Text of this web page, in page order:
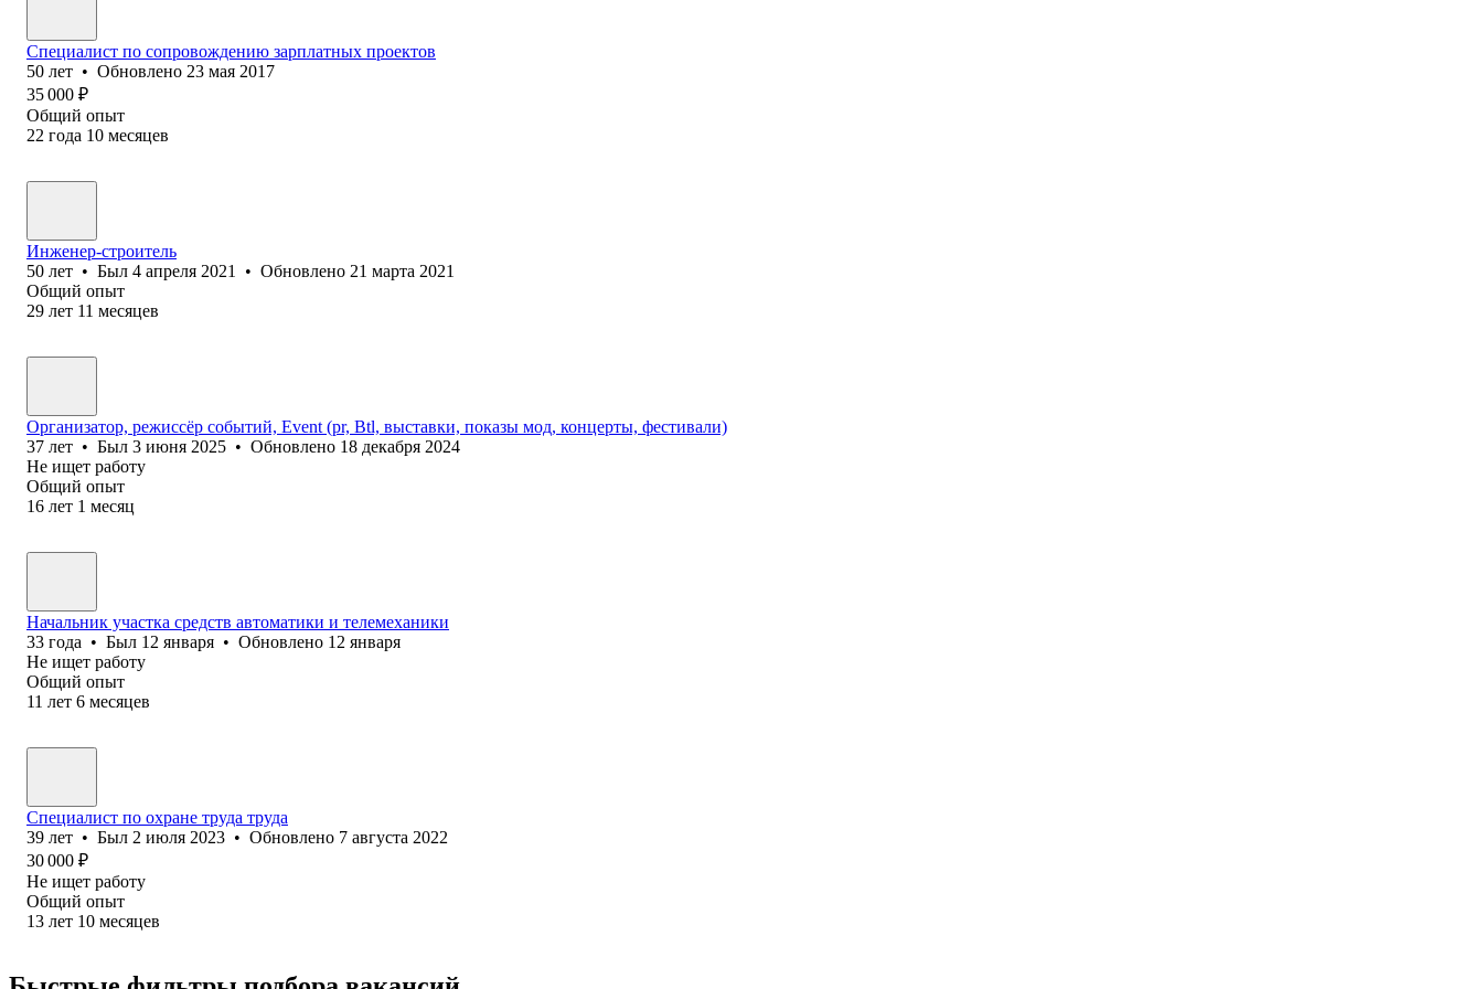
Специалист по сопровождению зарплатных проектов
50 лет • Обновлено 23 мая 2017
35 000 ₽
Общий опыт
22 года 10 месяцев
Инженер-строитель
50 лет • Был 4 апреля 2021 • Обновлено 21 марта 2021
Общий опыт
29 лет 11 месяцев
Организатор, режиссёр событий, Event (pr, Btl, выставки, показы мод, концерты, фестивали)
37 лет • Был 3 июня 2025 • Обновлено 18 декабря 2024
Не ищет работу
Общий опыт
16 лет 1 месяц
Начальник участка средств автоматики и телемеханики
33 года • Был 12 января • Обновлено 12 января
Не ищет работу
Общий опыт
11 лет 6 месяцев
Специалист по охране труда труда
39 лет • Был 2 июля 2023 • Обновлено 7 августа 2022
30 000 ₽
Не ищет работу
Общий опыт
13 лет 10 месяцев